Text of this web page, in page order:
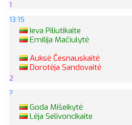
1
13:15
Ieva Piliutikaite
Emilija Mačiulytė
Auksė Česnauskaitė
Dorotėja Sandovaitė
2
?
Goda Mišeikytė
Lėja Selivoncikaite